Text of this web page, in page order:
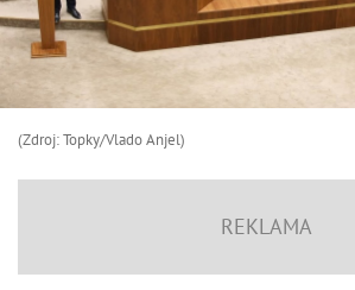
(Zdroj: Topky/Vlado Anjel)